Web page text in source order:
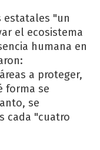
estatales "un
el ecosistema
humana en
a proteger,
forma se
se
cada "cuatro